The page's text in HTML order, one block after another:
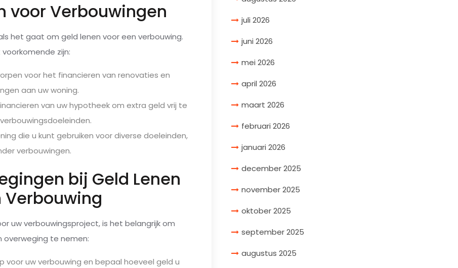
voor Verbouwingen
het gaat om geld lenen voor een verbouwing.
zijn:
voor het financieren van renovaties en
aan uw woning.
van uw hypotheek om extra geld vrij te
die u kunt gebruiken voor diverse doeleinden,
verbouwingen.
bij Geld Lenen
Verbouwing
uw verbouwingsproject, is het belangrijk om
overweging te nemen:
voor uw verbouwing en bepaal hoeveel geld u
juli 2026
juni 2026
mei 2026
april 2026
maart 2026
februari 2026
januari 2026
december 2025
november 2025
oktober 2025
september 2025
augustus 2025